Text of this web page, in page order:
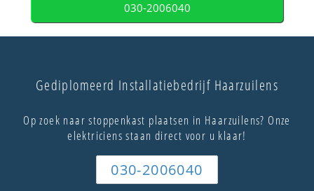
030-2006040
Gediplomeerd Installatiebedrijf Haarzuilens
Op zoek naar stoppenkast plaatsen in Haarzuilens? Onze
elektriciens staan direct voor u klaar!
030-2006040